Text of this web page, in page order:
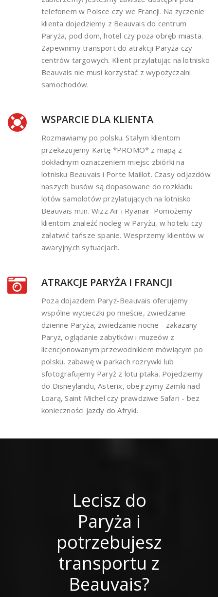
telefonem w Polsce czy we Francji. Na życzenie
klienta dojedziemy z Beauvais do centrum
Paryża, pod dom, hotel czy poza obręb miasta.
Zapewnimy transport do atrakcji Paryża czy
centrów targowych. Klient przylatując na lotnisko
Beauvais nie musi korzystać z wypożyczalni
samochodów.
WSPARCIE DLA KLIENTA
Rozmawiamy po polsku. Stałym klientom
przekazujemy Kartę *PROMO* z mapą z
dokładnym oznaczeniem miejsc zbiórki na
lotnisku Beauvais i Porte Maillot. Czasy odjazdów
naszych busów są dopasowane do rozkładu
lotów samolotów przylatujących na lotnisko
Beauvais m.in. Wizz Air i Ryanair. Pomożemy
klientom znaleźć nocleg w Paryżu, w hotelu czy
załatwić tańsze spanie. Wesprzemy klientów w
awaryjnych sytuacjach.
ATRAKCJE PARYŻA I FRANCJI
Poza dojazdem Paryż-Beauvais oferujemy
wspólne wycieczki po mieście, zwiedzanie
dzienne Paryża, zwiedzanie nocne - zakazany
Paryż, oglądanie zabytków i muzeów z
licencjonowanym przewodnikiem mówiącym po
polsku, zabawę w parkach rozrywki lub
sfotografujemy Paryż z lotu ptaka. Pojedziemy
do Disneylandu, Asterix, obejrzymy Zamki nad
Loarą, Saint Michel czy prawdziwe Safari - bez
konieczności jazdy do Afryki.
Lecisz do
Paryża i
potrzebujesz
transportu z
Beauvais?